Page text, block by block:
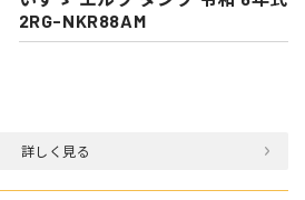
2RG-NKR88AM
詳しく見る